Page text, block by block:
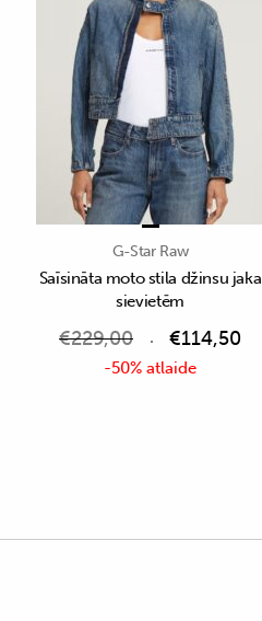
G-Star Raw
Saīsināta moto stila džinsu jaka
sievietēm
€229,00 €114,50
-50% atlaide